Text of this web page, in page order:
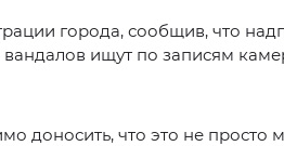
города, сообщив, что
ищут по записям
доносить, что это не просто